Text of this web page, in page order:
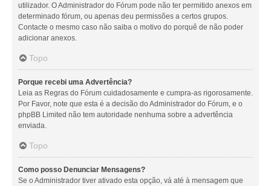
utilizador. O Administrador do Fórum pode não ter permitido anexos em
determinado fórum, ou apenas deu permissões a certos grupos.
Contacte o mesmo caso não saiba o motivo do porquê de não poder
adicionar anexos.
Topo
Porque recebi uma Advertência?
Leia as Regras do Fórum cuidadosamente e cumpra-as rigorosamente.
Por Favor, note que esta é a decisão do Administrador do Fórum, e o
phpBB Limited não tem autoridade nenhuma sobre a advertência
enviada.
Topo
Como posso Denunciar Mensagens?
Se o Administrador tiver ativado esta opção, vá até à mensagem que